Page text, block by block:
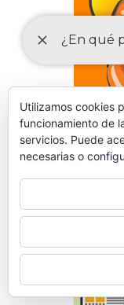
PREVIAS
Utilizamos cookies
funcionamiento de
servicios. Puede
necesarias o